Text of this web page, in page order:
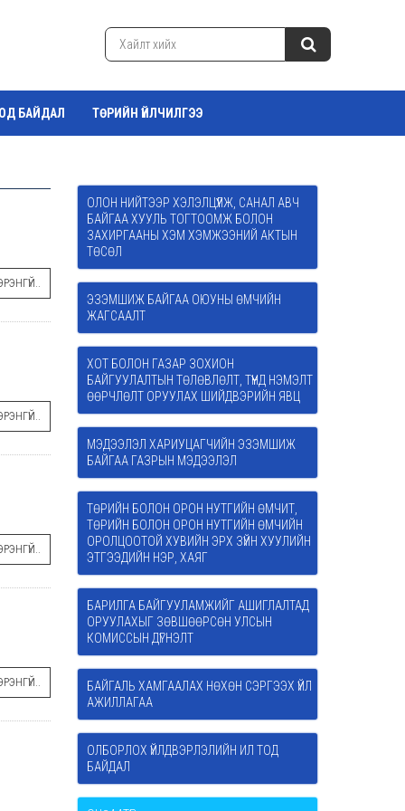
БАЙДАЛ ТӨРИЙН ҮЙЛЧИЛГЭЭ
ОЛОН НИЙТЭЭР ХЭЛЭЛЦҮҮЛЖ, САНАЛ АВЧ
БАЙГАА ХУУЛЬ ТОГТООМЖ БОЛОН
ЗАХИРГААНЫ ХЭМ ХЭМЖЭЭНИЙ АКТЫН
ТӨСӨЛ
ЭЗЭМШИЖ БАЙГАА ОЮУНЫ ӨМЧИЙН
ЖАГСААЛТ
ХОТ БОЛОН ГАЗАР ЗОХИОН
БАЙГУУЛАЛТЫН ТӨЛӨВЛӨЛТ, ТҮҮНД НЭМЭЛТ
ӨӨРЧЛӨЛТ ОРУУЛАХ ШИЙДВЭРИЙН ЯВЦ
МЭДЭЭЛЭЛ ХАРИУЦАГЧИЙН ЭЗЭМШИЖ
БАЙГАА ГАЗРЫН МЭДЭЭЛЭЛ
ТӨРИЙН БОЛОН ОРОН НУТГИЙН ӨМЧИТ,
ТӨРИЙН БОЛОН ОРОН НУТГИЙН ӨМЧИЙН
ОРОЛЦООТОЙ ХУВИЙН ЭРХ ЗҮЙН ХУУЛИЙН
ЭТГЭЭДИЙН НЭР, ХАЯГ
БАРИЛГА БАЙГУУЛАМЖИЙГ АШИГЛАЛТАД
ОРУУЛАХЫГ ЗӨВШӨӨРСӨН УЛСЫН
КОМИССЫН ДҮГНЭЛТ
БАЙГАЛЬ ХАМГААЛАХ НӨХӨН СЭРГЭЭХ ҮЙЛ
АЖИЛЛАГАА
ОЛБОРЛОХ ҮЙЛДВЭРЛЭЛИЙН ИЛ ТОД
БАЙДАЛ